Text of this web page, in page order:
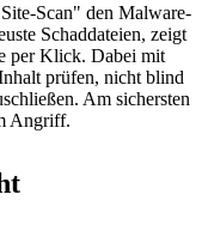
Scan" den Malware-
Schaddateien, zeigt
per Klick. Dabei mit
prüfen, nicht blind
Am sichersten
Angriff.